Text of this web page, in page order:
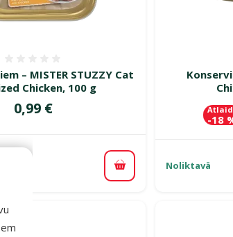
– MISTER STUZZY Cat
Chicken, 100 g
Cena
0,99 €
Pievienot grozam
-18
Noliktavā